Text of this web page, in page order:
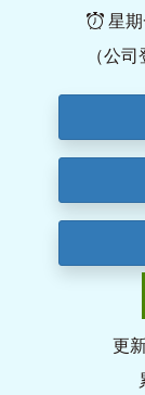
星
（公
更